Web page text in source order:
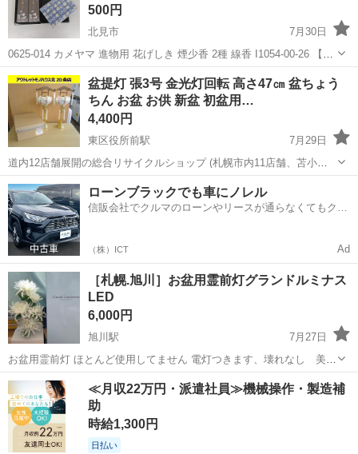
500円
北見市
7月30日
0625-014 カメヤマ 進物用 花げしき 煙少香 2種 線香 I1054-00-26 【状
態】 ・使用に伴う多少のスレ、キズ、落としきれない汚れなどござい
ます ・詳細は現地でご確認ください ・お値引きは出...
北海道 北見市 冠婚葬祭 線香
盆提灯 張3号 金光灯回転 高さ47㎝ 盆ちょう
ちん お盆 お供 新盆 初盆用…
4,400円
東区役所前駅
7月29日
道内12店舗展開の総合リサイクルショップ (札幌市内11店舗、苫小牧1
店舗) アウトレットモノハウス北20条店です。 ☆盆提灯 張3号 金光灯
回転 高さ47㎝ 盆ちょうちん お盆 お供 新盆 初盆用 霊前灯 ...
北海道 札幌市 東区役所前駅 冠婚葬祭
ローンブラックでも車にノレル
信販会社でクルマのローンやリースが通らなくてもクル
（株）ICT Ad
［札幌.旭川］お盆用霊前灯グランドルミナス
LED
6,000円
旭川駅
7月27日
お盆用霊前灯 ほとんど使用してません 電灯つきます、壊れなし 美品
お渡し場所 札幌発寒又は旭川1条通17丁目 ノークレームノーリター
北海道 旭川市 旭川駅 冠婚葬祭 お盆
≪月収22万円・派遣社員≫機械操作・製造補
助
時給1,300円
日払い